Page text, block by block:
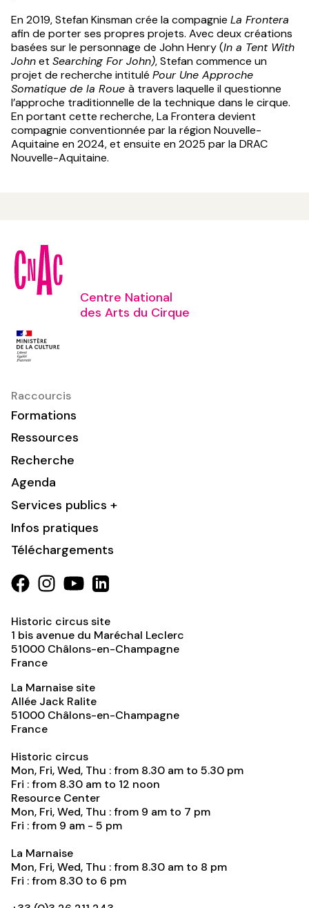
En 2019, Stefan Kinsman crée la compagnie La Frontera
afin de porter ses propres projets. Avec deux créations
basées sur le personnage de John Henry (In a Tent With
Johnet Searching For John), Stefan commence un
projet de recherche intitulé Pour Une Approche
Somatique de la Roue à travers laquelle il questionne
l’approche traditionnelle de la technique dans le cirque.
En portant cette recherche, La Frontera devient
compagnie conventionnée par la région Nouvelle-
Aquitaine en 2024, et ensuite en 2025 par la DRAC
Nouvelle-Aquitaine.
Centre National
des Arts du Cirque
Raccourcis
Formations
Ressources
Recherche
Agenda
Services publics +
Infos pratiques
Téléchargements
Historic circus site
1 bis avenue du Maréchal Leclerc
51000 Châlons-en-Champagne
France
La Marnaise site
Allée Jack Ralite
51000 Châlons-en-Champagne
France
Historic circus
Mon, Fri, Wed, Thu : from 8.30 am to 5.30 pm
Fri : from 8.30 am to 12 noon
Resource Center
Mon, Fri, Wed, Thu : from 9 am to 7 pm
Fri : from 9 am - 5 pm
La Marnaise
Mon, Fri, Wed, Thu : from 8.30 am to 8 pm
Fri : from 8.30 to 6 pm